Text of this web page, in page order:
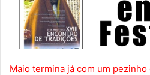
Maio termina já com um